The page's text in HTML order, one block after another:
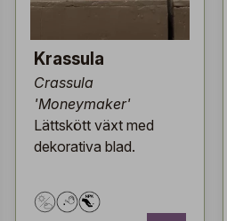
Krassula
Crassula
'Moneymaker'
Lättskött växt med
dekorativa blad.